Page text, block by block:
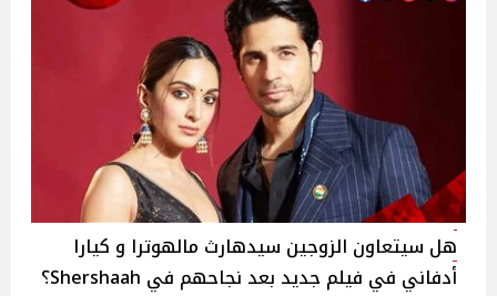
هل سيتعاون الزوجين سيدهارث مالهوترا و كيارا
أدفاني في فيلم جديد بعد نجاحهم في Shershaah؟